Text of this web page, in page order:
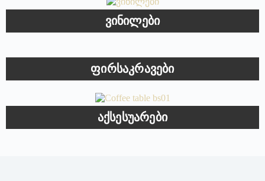
ა
0
,
5
ვინილები
ფირსაკრავები
აქსესუარები